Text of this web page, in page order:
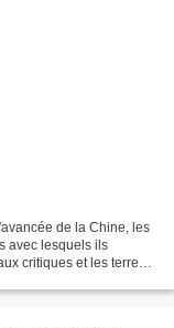
de la Chine, les
avec lesquels ils
critiques et les terres